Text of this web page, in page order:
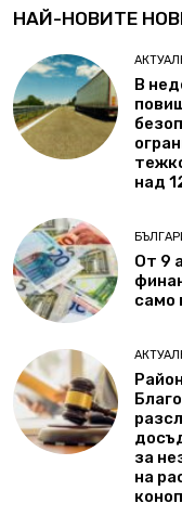
НАЙ-НОВИТЕ
В
над
От 9
само
за
на